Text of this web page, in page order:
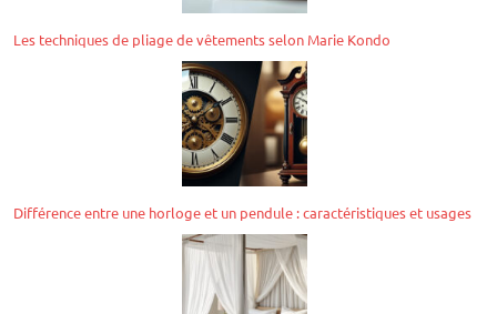
Les techniques de pliage de vêtements selon Marie Kondo
Différence entre une horloge et un pendule : caractéristiques et usages